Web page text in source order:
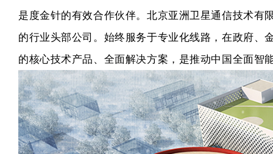
是 度金针的有效合作伙伴。北京亚洲卫星通信技术有
的行业头部公司。始终服务于专业化线路，在政府、
的核心技术产品、全面解决方案，是推动中国全面智